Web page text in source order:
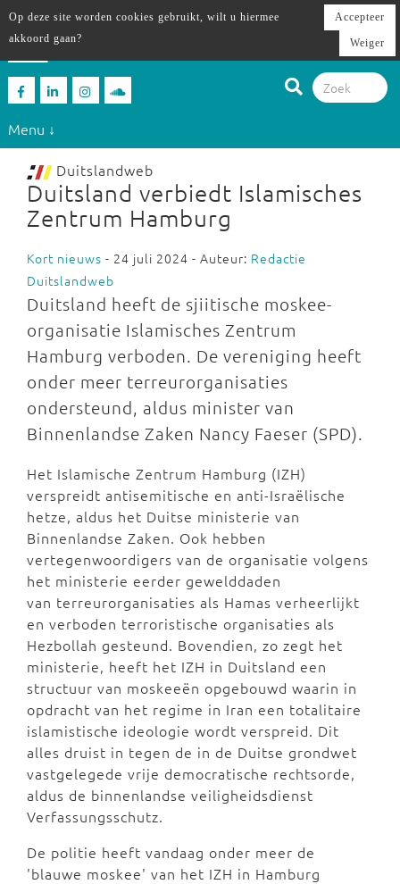
Menu ↓
Duitslandweb
Duitsland verbiedt Islamisches
Zentrum Hamburg
Kort nieuws - 24 juli 2024 - Auteur: Redactie
Duitslandweb
Duitsland heeft de sjiitische moskee-
organisatie Islamisches Zentrum
Hamburg verboden. De vereniging heeft
onder meer terreurorganisaties
ondersteund, aldus minister van
Binnenlandse Zaken Nancy Faeser (SPD).
Het Islamische Zentrum Hamburg (IZH)
verspreidt antisemitische en anti-Israëlische
hetze, aldus het Duitse ministerie van
Binnenlandse Zaken. Ook hebben
vertegenwoordigers van de organisatie volgens
het ministerie eerder gewelddaden
van terreurorganisaties als Hamas verheerlijkt
en verboden terroristische organisaties als
Hezbollah gesteund. Bovendien, zo zegt het
ministerie, heeft het IZH in Duitsland een
structuur van moskeeën opgebouwd waarin in
opdracht van het regime in Iran een totalitaire
islamistische ideologie wordt verspreid. Dit
alles druist in tegen de in de Duitse grondwet
vastgelegede vrije democratische rechtsorde,
aldus de binnenlandse veiligheidsdienst
Verfassungsschutz.
De politie heeft vandaag onder meer de
'blauwe moskee' van het IZH in Hamburg
Op deze site worden cookies gebruikt, wilt u hiermee
akkoord gaan?
Accepteer
Weiger